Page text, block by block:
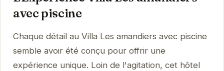
avec piscine
Chaque détail au Villa Les amandiers avec piscine
semble avoir été conçu pour offrir une
expérience unique. Loin de l'agitation, cet hôtel